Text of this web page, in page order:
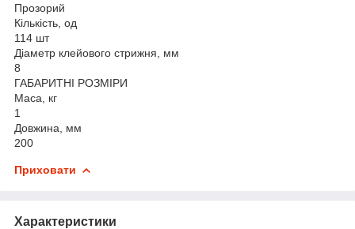
Прозорий
Кількість, од
114 шт
Діаметр клейового стрижня, мм
8
ГАБАРИТНІ РОЗМІРИ
Маса, кг
1
Довжина, мм
200
Приховати
Характеристики